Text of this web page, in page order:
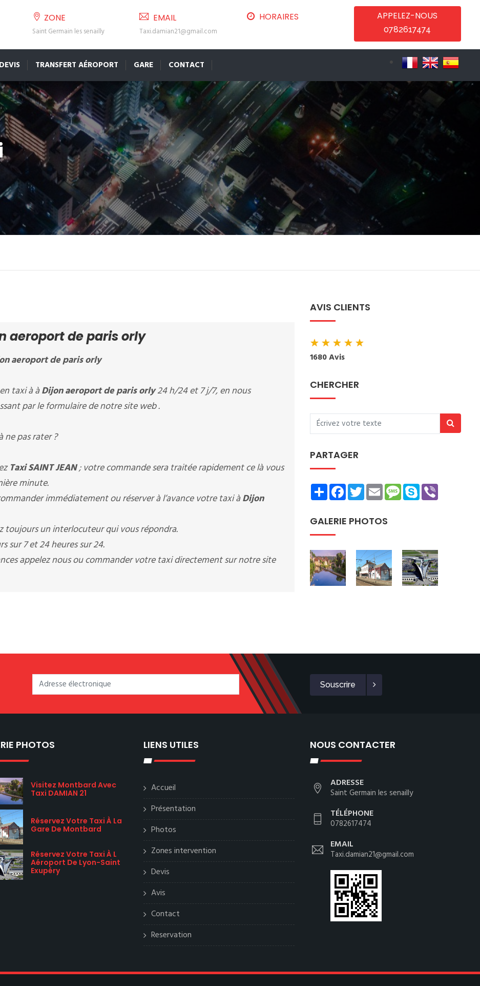
ZONE
Saint Germain les senailly
EMAIL
Taxi.damian21@gmail.com
HORAIRES APPELEZ-NOUS
0782617474
DEVIS TRANSFERT AÉROPORT GARE CONTACT
aeroport de paris orly
aeroport de paris orly
taxi à àDijon aeroport de paris orly24 h/24 et 7 j/7, en nous
par le formulaire de notre site web .
ne pas rater ?
Taxi SAINT JEAN; votre commande sera traitée rapidement ce là vous
minute.
immédiatement ou réserver à l’avance votre taxi àDijon
toujours un interlocuteur qui vous répondra.
sur 7 et 24 heures sur 24.
appelez nous ou commander votre taxi directement sur notre site
AVIS CLIENTS
★★★★★
1680 Avis
CHERCHER
PARTAGER
ShareFacebookTwitterEmailMessage
Skype
GALERIE PHOTOS
Souscrire
PHOTOS
Visitez Montbard Avec
Taxi DAMIAN 21
Réservez Votre Taxi À La
Gare De Montbard
Réservez Votre Taxi À L
Aéroport De Lyon-Saint
Exupéry
LIENS UTILES
Accueil
Présentation
Photos
Zones intervention
Devis
Avis
Contact
Reservation
NOUS CONTACTER
ADRESSE
Saint Germain les senailly
TÉLÉPHONE
0782617474
EMAIL
Taxi.damian21@gmail.com